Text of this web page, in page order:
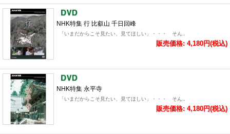
NHK特集 行 比叡山 千日回峰
「いまだからこそ見たい、見てほしい」・・・ そん..
販売価格: 4,180円(税込)
NHK特集 永平寺
「いまだからこそ見たい、見てほしい」・・・ そん..
販売価格: 4,180円(税込)